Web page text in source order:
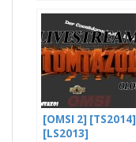
01.03.2014 – Part
2/8
[OMSI 2] [TS2014]
[LS2013]